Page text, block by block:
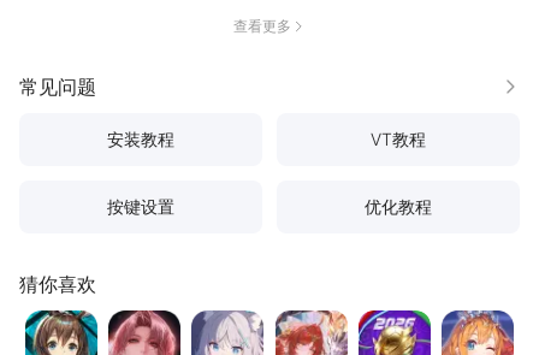
查看更多
常见问题 更多
安装教程 VT教程
按键设置 优化教程
猜你喜欢
明日方舟 无期迷途 蔚蓝档案 龙族：卡塞尔之门
最佳球会 公主连